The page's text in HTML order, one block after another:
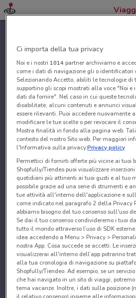
Ci importa della tua privacy
Noi e i nostri 1014partner archiviamo e
come i dati di navigazione gli o identificatori
Selezionando Accetto, abiliti le tecnologie
supportino gli scopi mostrati alla voce "Noi
dati da fornire". Nel caso in cui queste
disabilitate, alcuni contenuti e annunci
essere rilevanti. Puoi accedere nuovamente
modificare le tue scelte o per revocare il
Mostra finalità in fondo alla pagina web.
contesto del nostro Sito web. Per maggiori
l'Informativa sulla privacy.Privacy policy
Permettici di fornirti offerte più vicine ai tuoi
Shopfully/Tiendeo puoi visualizzare
quotidiani più attinenti ai tuoi gusti e al tuo
possibile grazie ad una serie di strumenti e
tue attività all'interno dell'applicazione e
come indicato nel paragrafo 2 della Privacy
abbiamo bisogno del tuo consenso sull'uso
Se dai il tuo consenso condivideremo i tuoi
tutto il mondo attraverso l’uso di SDK
idea accedendo a Menu > Privacy >
nostra App. Cosa succede se accetti: Le
visualizzerai all'interno dell’app potranno
alla tua cronologia di navigazione su
Shopfully/Tiendeo. Ad esempio, se un
che hai navigato in un sito di viaggi,
tema vacanze. Inoltre, i dati sulla posizione